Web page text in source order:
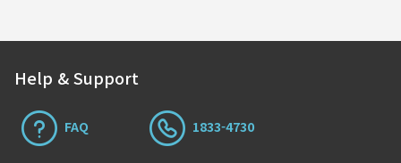
Help & Support
FAQ 1833-4730